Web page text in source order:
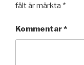
fält är märkta *
Kommentar*